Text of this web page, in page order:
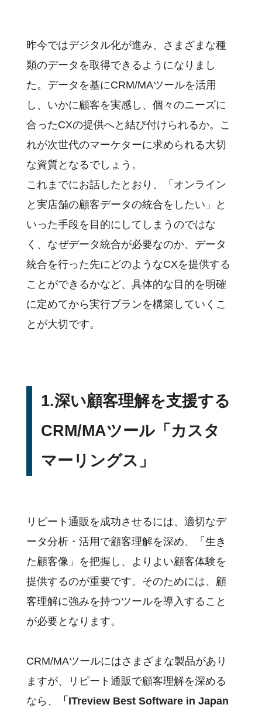
昨今ではデジタル化が進み、さまざまな種
類のデータを取得できるようになりまし
た。データを基にCRM/MAツールを活用
し、いかに顧客を実感し、個々のニーズに
合ったCXの提供へと結び付けられるか。こ
れが次世代のマーケターに求められる大切
な資質となるでしょう。
これまでにお話したとおり、「オンライン
と実店舗の顧客データの統合をしたい」と
いった手段を目的にしてしまうのではな
く、なぜデータ統合が必要なのか、データ
統合を行った先にどのようなCXを提供する
ことができるかなど、具体的な目的を明確
に定めてから実行プランを構築していくこ
とが大切です。
1.深い顧客理解を支援する
CRM/MAツール「カスタ
マーリングス」
リピート通販を成功させるには、適切なデ
ータ分析・活用で顧客理解を深め、「生き
た顧客像」を把握し、よりよい顧客体験を
提供するのが重要です。そのためには、顧
客理解に強みを持つツールを導入すること
が必要となります。
CRM/MAツールにはさまざまな製品があり
ますが、リピート通販で顧客理解を深める
なら、
「ITreview Best Software in Japan